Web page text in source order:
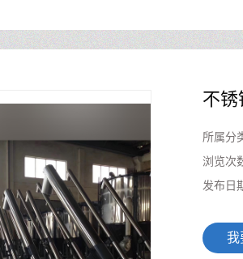
不锈
所属分
浏览次
发布日
我